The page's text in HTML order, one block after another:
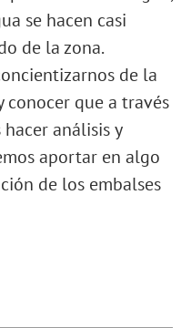
se hacen casi
de la zona.
de la
conocer que a través
análisis y
aportar en algo
de los embalses